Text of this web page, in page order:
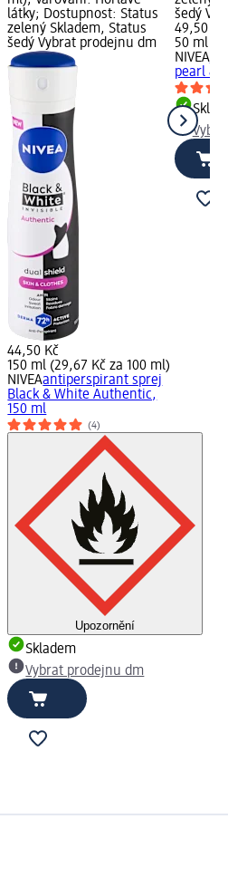
látky; Dostupnost: Status
zelený Skladem, Status
šedý Vybrat prodejnu dm
44,50 Kč
150 ml (29,67 Kč za 100 ml)
NIVEAantiperspirant sprej
Black & White Authentic,
150 ml
(4)
Upozornění
Skladem
Vybrat prodejnu dm
šedý
49,50 Kč
50 ml
NIVEA
pearl &